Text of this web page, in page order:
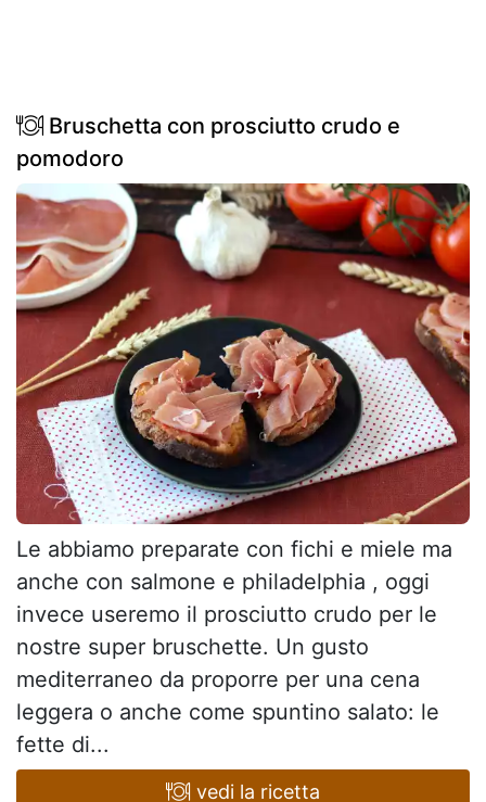
Bruschetta con prosciutto crudo e
pomodoro
Le abbiamo preparate con fichi e miele ma
anche con salmone e philadelphia , oggi
invece useremo il prosciutto crudo per le
nostre super bruschette. Un gusto
mediterraneo da proporre per una cena
leggera o anche come spuntino salato: le
fette di...
vedi la ricetta